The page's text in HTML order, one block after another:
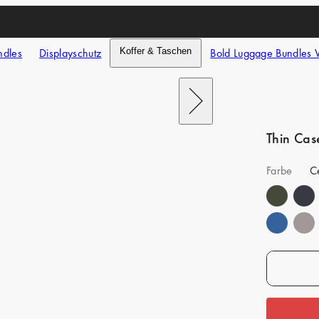
Displayschutz Koffer & Taschen Bold Luggage Bundles
Nach
rechts
schieben
Thin
Farbe